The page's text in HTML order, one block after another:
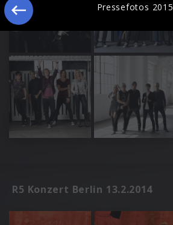
R5 Konzert Berlin 13.2.2014
Pressefotos 2015